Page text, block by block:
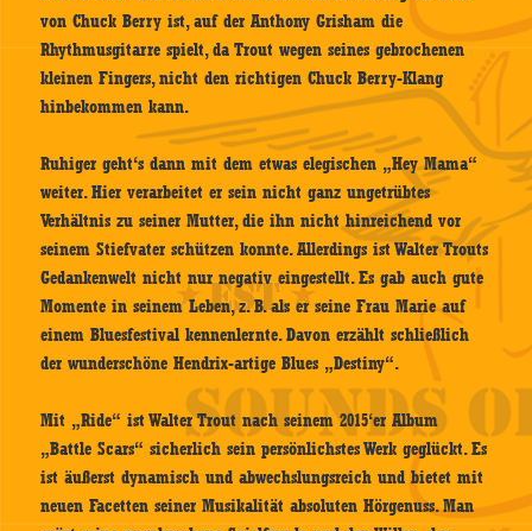
von Chuck Berry ist, auf der Anthony Grisham die
Rhythmusgitarre spielt, da Trout wegen seines gebrochenen
kleinen Fingers, nicht den richtigen Chuck Berry-Klang
hinbekommen kann.
Ruhiger geht‘s dann mit dem etwas elegischen „Hey Mama“
weiter. Hier verarbeitet er sein nicht ganz ungetrübtes
Verhältnis zu seiner Mutter, die ihn nicht hinreichend vor
seinem Stiefvater schützen konnte. Allerdings ist Walter Trouts
Gedankenwelt nicht nur negativ eingestellt. Es gab auch gute
Momente in seinem Leben, z. B. als er seine Frau Marie auf
einem Bluesfestival kennenlernte. Davon erzählt schließlich
der wunderschöne Hendrix-artige Blues „Destiny“.
Mit „Ride“ ist Walter Trout nach seinem 2015‘er Album
„Battle Scars“ sicherlich sein persönlichstes Werk geglückt. Es
ist äußerst dynamisch und abwechslungsreich und bietet mit
neuen Facetten seiner Musikalität absoluten Hörgenuss. Man